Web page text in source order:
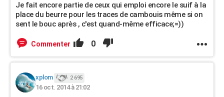
Je fait encore partie de ceux qui emploi encore le suif à la
place du beurre pour les traces de cambouis même si on
sent le bouc après , c'est quand-même efficace;=))
Commenter 0
xplom 2 695
16 oct. 2014 à 21:02